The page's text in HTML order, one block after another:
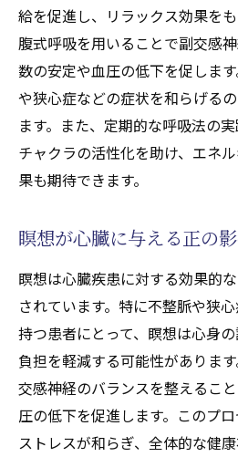
給を促進し、リラックス効果をも
腹式呼吸を用いることで副交感
数の安定や血圧の低下を促しま
や狭心症などの症状を和らげる
ます。また、定期的な呼吸法の
チャクラの活性化を助け、エネ
果も期待できます。
瞑想が心臓に与える正の
瞑想は心臓疾患に対する効果的
されています。特に不整脈や狭
持つ患者にとって、瞑想は心身
負担を軽減する可能性がありま
交感神経のバランスを整えるこ
圧の低下を促進します。このプ
ストレスが和らぎ、全体的な健